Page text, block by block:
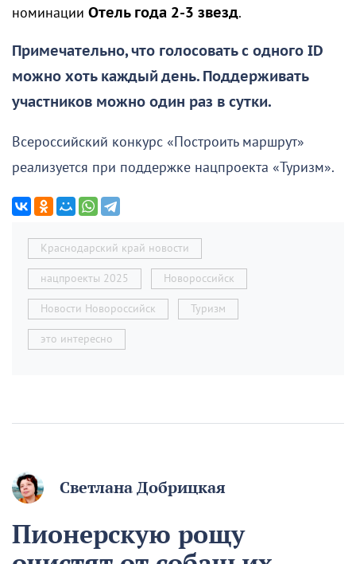
номинации Отель года 2-3 звезд.
Примечательно, что голосовать с одного ID
можно хоть каждый день. Поддерживать
участников можно один раз в сутки.
Всероссийский конкурс «Построить маршрут»
реализуется при поддержке нацпроекта «Туризм».
Краснодарский край новости
нацпроекты 2025 Новороссийск
Новости Новороссийск Туризм
это интересно
Светлана Добрицкая
Пионерскую рощу